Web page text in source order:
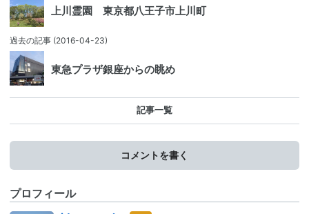
上川霊園 東京都八王子市上川町
過去の記事 (2016-04-23)
東急プラザ銀座からの眺め
記事一覧
コメントを書く
プロフィール